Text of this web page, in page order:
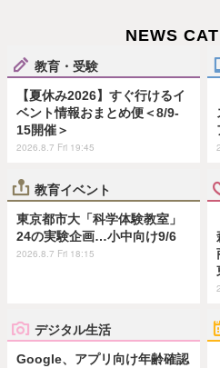
NEWS
教育・受験
【夏休み2026】すぐ行けるイ
ベント情報おまとめ便＜8/9-
15開催＞
2026.8.7 Fri 19:45
教育イベント
東京都市大「科学体験教室」
24の実験企画…小中向け9/6
2026.8.7 Fri 18:15
デジタル生活
Google、アプリ向け年齢確認